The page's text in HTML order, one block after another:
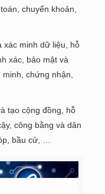
chuyển khoản,
xác minh dữ liệu, hỗ
xác, bảo mật và
chứng nhận,
tạo cộng đồng, hỗ
công bằng và dân
bầu cử, …